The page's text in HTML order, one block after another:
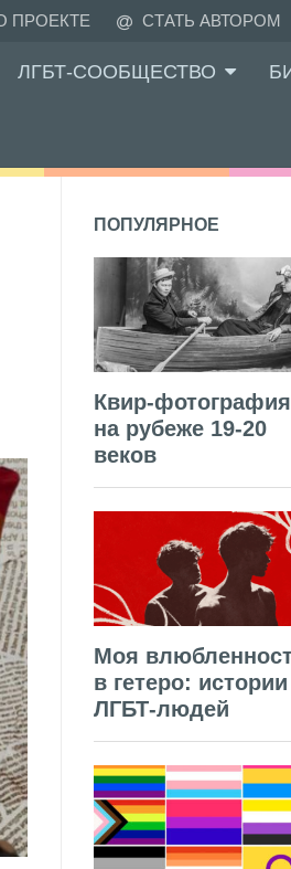
ПРОЕКТЕ СТАТЬ АВТОРОМ
ЛГБТ-СООБЩЕСТВО
ПОПУЛЯРНОЕ
Квир-фотография
на рубеже 19-20
веков
Моя
в гетеро: истории
ЛГБТ-людей